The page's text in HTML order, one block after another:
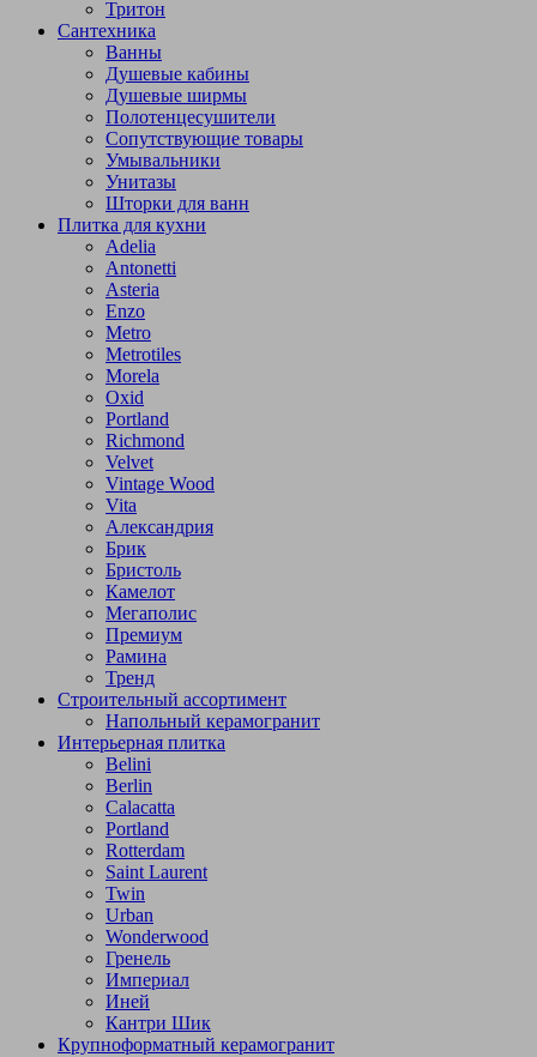
Тритон
Сантехника
Ванны
Душевые кабины
Душевые ширмы
Полотенцесушители
Сопутствующие товары
Умывальники
Унитазы
Шторки для ванн
Плитка для кухни
Adelia
Antonetti
Asteria
Enzo
Metro
Metrotiles
Morela
Oxid
Portland
Richmond
Velvet
Vintage Wood
Vita
Александрия
Брик
Бристоль
Камелот
Мегаполис
Премиум
Рамина
Тренд
Строительный ассортимент
Напольный керамогранит
Интерьерная плитка
Belini
Berlin
Calacatta
Portland
Rotterdam
Saint Laurent
Twin
Urban
Wonderwood
Гренель
Империал
Иней
Кантри Шик
Крупноформатный керамогранит